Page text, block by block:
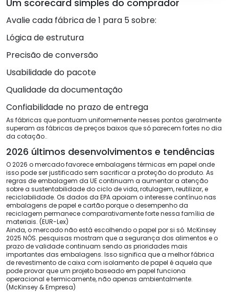
Um scorecard simples do comprador
Avalie cada fábrica de 1 para 5 sobre:
Lógica de estrutura
Precisão de conversão
Usabilidade do pacote
Qualidade da documentação
Confiabilidade no prazo de entrega
As fábricas que pontuam uniformemente nesses pontos geralmente
superam as fábricas de preços baixos que só parecem fortes no dia
da cotação..
2026 últimos desenvolvimentos e tendências
O 2026 o mercado favorece embalagens térmicas em papel onde
isso pode ser justificado sem sacrificar a proteção do produto. As
regras de embalagem da UE continuam a aumentar a atenção
sobre a sustentabilidade do ciclo de vida, rotulagem, reutilizar, e
reciclabilidade. Os dados da EPA apoiam o interesse contínuo nas
embalagens de papel e cartão porque o desempenho da
reciclagem permanece comparativamente forte nessa família de
materiais. (EUR-Lex)
Ainda, o mercado não está escolhendo o papel por si só. McKinsey
2025 NÓS. pesquisas mostram que a segurança dos alimentos e o
prazo de validade continuam sendo as prioridades mais
importantes das embalagens. Isso significa que a melhor fábrica
de revestimento de caixa com isolamento de papel é aquela que
pode provar que um projeto baseado em papel funciona
operacional e termicamente, não apenas ambientalmente.
(McKinsey & Empresa)